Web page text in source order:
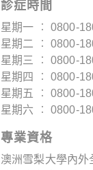
診症時間
星期一 ︰ 0800-
星期二 ︰ 0800-
星期三 ︰ 0800-
星期四 ︰ 0800-
星期五 ︰ 0800-
星期六 ︰ 0800-
專業資格
澳洲雪梨大學內外